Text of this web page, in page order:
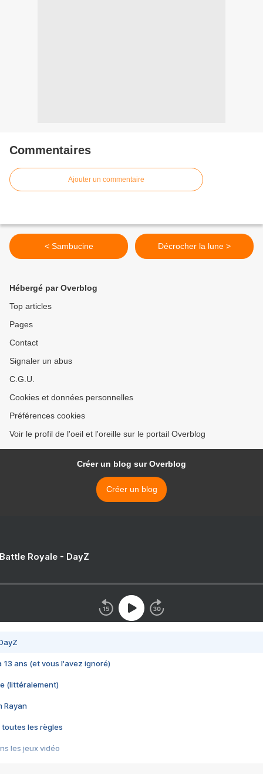
Commentaires
Ajouter un commentaire
< Sambucine Décrocher la lune >
Hébergé par Overblog
Top articles
Pages
Contact
Signaler un abus
C.G.U.
Cookies et données personnelles
Préférences cookies
Voir le profil de l'oeil et l'oreille sur le portail Overblog
Créer un blog sur Overblog
Créer un blog
Royale - DayZ
13 ans (et vous l'avez ignoré)
(littéralement)
Rayan
toutes les règles
les jeux vidéo